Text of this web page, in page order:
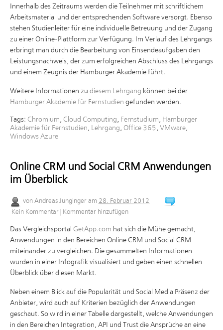
Innerhalb des Zeitraums werden die Teilnehmer mit schriftlichem
Arbeitsmaterial und der entsprechenden Software versorgt. Ebenso
stehen Studienleiter für eine individuelle Betreuung und der Zugang
zu einer Online-Plattform zur Verfügung. Im Verlauf des Lehrgangs
erbringt man durch die Bearbeitung von Einsendeaufgaben den
Leistungsnachweis, der zum erfolgreichen Abschluss des Lehrgangs
und einem Zeugnis der Hamburger Akademie führt.
Weitere Informationen zu diesem Lehrgang können bei der
Hamburger Akademie für Fernstudien gefunden werden.
Tags: Chromium, Cloud Computing, Fernstudium, Hamburger
Akademie für Fernstudien, Lehrgang, Office 365 , VMware,
Windows Azure
Online CRM und Social CRM Anwendungen
im Überblick
von Andreas Junginger am 28. Februar 2012
Kein Kommentar
Kommentar hinzufügen
Das Vergleichsportal GetApp.com hat sich die Mühe gemacht,
Anwendungen in den Bereichen Online CRM und Social CRM
miteinander zu vergleichen. Die gesammelten Informationen
wurden in einer Infografik visualisiert und geben einen schnellen
Überblick über diesen Markt.
Neben einem Blick auf die Popularität und Social Media Präsenz der
Anbieter, wird auch auf Kriterien bezüglich der Anwendungen
geschaut. So wird in einer Tabelle dargestellt, welche Anwendungen
in den Bereichen Integration, API und Trust die Ansprüche an eine